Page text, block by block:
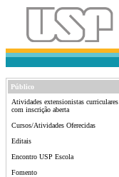
Público
Atividades extensionistas curriculares
com inscrição aberta
Cursos/Atividades Oferecidas
Editais
Encontro USP Escola
Fomento